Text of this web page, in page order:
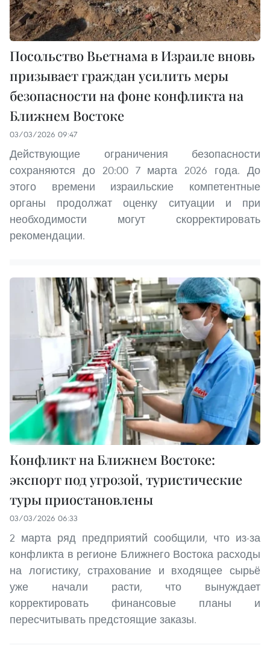
Посольство Вьетнама в Израиле вновь
призывает граждан усилить меры
безопасности на фоне конфликта на
Ближнем Востоке
03/03/2026 09:47
Действующие ограничения безопасности
сохраняются до 20:00 7 марта 2026 года. До
этого времени израильские компетентные
органы продолжат оценку ситуации и при
необходимости могут скорректировать
рекомендации.
Конфликт на Ближнем Востоке:
экспорт под угрозой, туристические
туры приостановлены
03/03/2026 06:33
2 марта ряд предприятий сообщили, что из-за
конфликта в регионе Ближнего Востока расходы
на логистику, страхование и входящее сырьё
уже начали расти, что вынуждает
корректировать финансовые планы и
пересчитывать предстоящие заказы.